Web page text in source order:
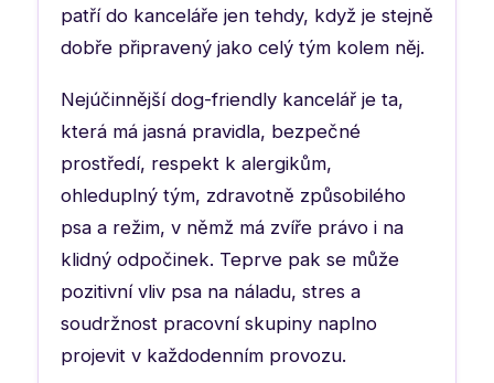
patří do kanceláře jen tehdy, když je stejně
dobře připravený jako celý tým kolem něj.
Nejúčinnější dog-friendly kancelář je ta,
která má jasná pravidla, bezpečné
prostředí, respekt k alergikům,
ohleduplný tým, zdravotně způsobilého
psa a režim, v němž má zvíře právo i na
klidný odpočinek. Teprve pak se může
pozitivní vliv psa na náladu, stres a
soudržnost pracovní skupiny naplno
projevit v každodenním provozu.